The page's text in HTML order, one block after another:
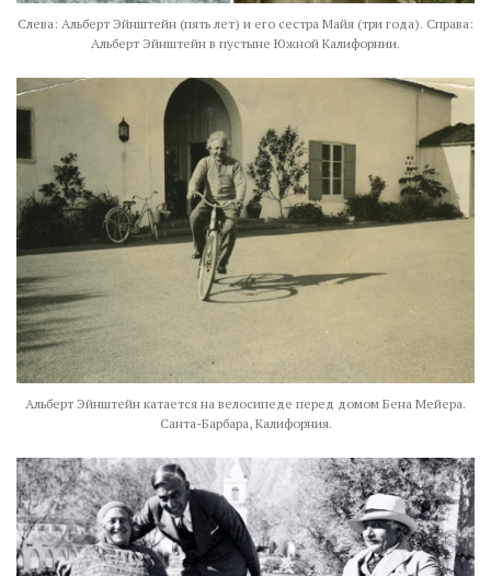
Слева: Альберт Эйнштейн (пять лет) и его сестра Майя (три года). Справа:
Альберт Эйнштейн в пустыне Южной Калифорнии.
Альберт Эйнштейн катается на велосипеде перед домом Бена Мейера.
Санта-Барбара, Калифорния.